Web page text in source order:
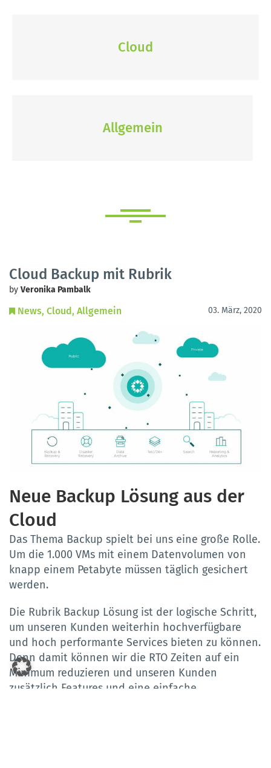
Cloud
Allgemein
Cloud Backup mit Rubrik
by Veronika Pambalk
News Cloud Allgemein 03. März, 2020
Neue Backup Lösung aus der
Cloud
Das Thema Backup spielt bei uns eine große Rolle.
Um die 1.000 VMs mit einem Datenvolumen von
knapp einem Petabyte müssen täglich gesichert
werden.
Die Rubrik Backup Lösung ist der logische Schritt,
um unseren Kunden weiterhin hochverfügbare
und hoch performante Services bieten zu können.
Denn damit können wir die RTO Zeiten auf ein
Minimum reduzieren und unseren Kunden
zusätzlich Features und eine einfache